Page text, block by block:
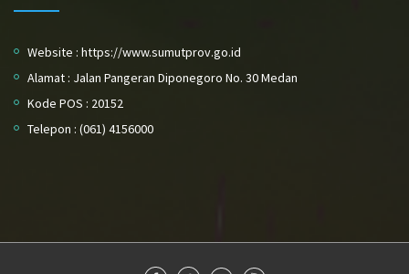
Website : https://www.sumutprov.go.id
Alamat : Jalan Pangeran Diponegoro No. 30 Medan
Kode POS : 20152
Telepon : (061) 4156000